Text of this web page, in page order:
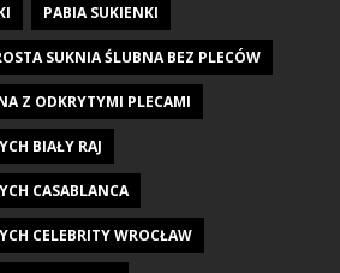
PABIA SUKIENKI
SUKNIA ŚLUBNA BEZ PLECÓW
Z ODKRYTYMI PLECAMI
BIAŁY RAJ
CASABLANCA
CELEBRITY WROCŁAW